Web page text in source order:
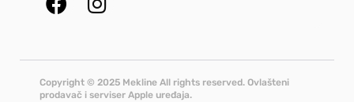
Copyright © 2025 Mekline All rights reserved. Ovlašteni
prodavač i serviser Apple uređaja.